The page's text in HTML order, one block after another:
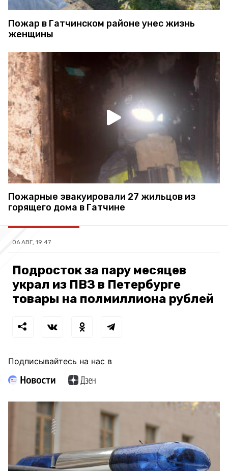
Пожар в Гатчинском районе унес жизнь
женщины
Пожарные эвакуировали 27 жильцов из
горящего дома в Гатчине
06 АВГ, 19:47
Подросток за пару месяцев
украл из ПВЗ в Петербурге
товары на полмиллиона рублей
Подписывайтесь на нас в